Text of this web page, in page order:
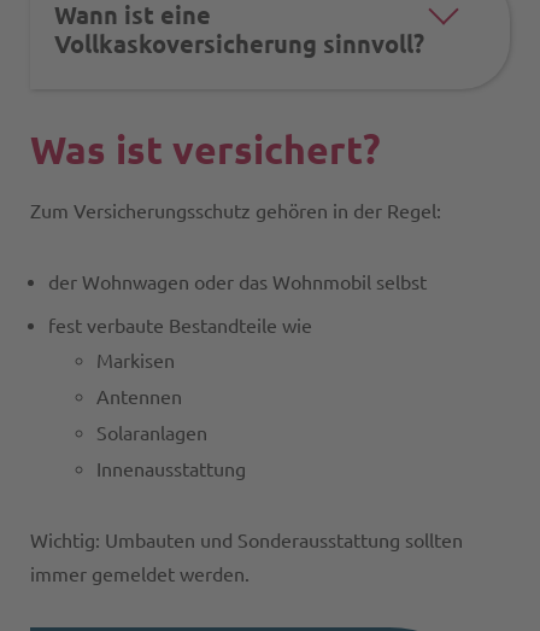
Wann ist eine
Vollkaskoversicherung sinnvoll?
Was ist versichert?
Zum Versicherungsschutz gehören in der Regel:
der Wohnwagen oder das Wohnmobil selbst
fest verbaute Bestandteile wie
Markisen
Antennen
Solaranlagen
Innenausstattung
Wichtig: Umbauten und Sonderausstattung sollten
immer gemeldet werden.